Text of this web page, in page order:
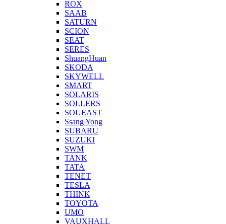
ROX
SAAB
SATURN
SCION
SEAT
SERES
ShuangHuan
SKODA
SKYWELL
SMART
SOLARIS
SOLLERS
SOUEAST
Ssang Yong
SUBARU
SUZUKI
SWM
TANK
TATA
TENET
TESLA
THINK
TOYOTA
UMO
VAUXHALL